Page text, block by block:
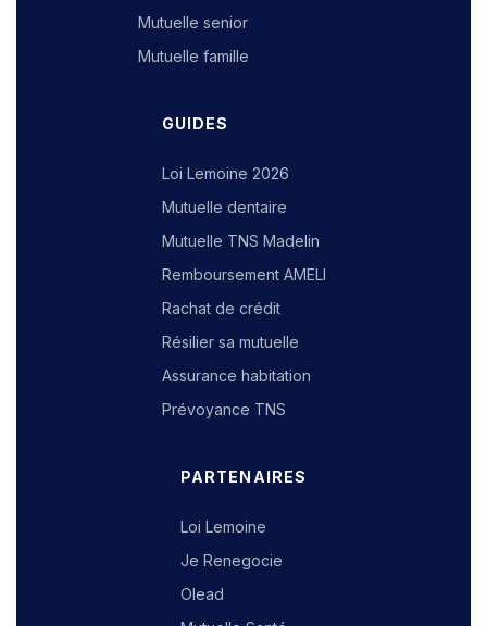
Mutuelle senior
Mutuelle famille
GUIDES
Loi Lemoine 2026
Mutuelle dentaire
Mutuelle TNS Madelin
Remboursement AMELI
Rachat de crédit
Résilier sa mutuelle
Assurance habitation
Prévoyance TNS
PARTENAIRES
Loi Lemoine
Je Renegocie
Olead